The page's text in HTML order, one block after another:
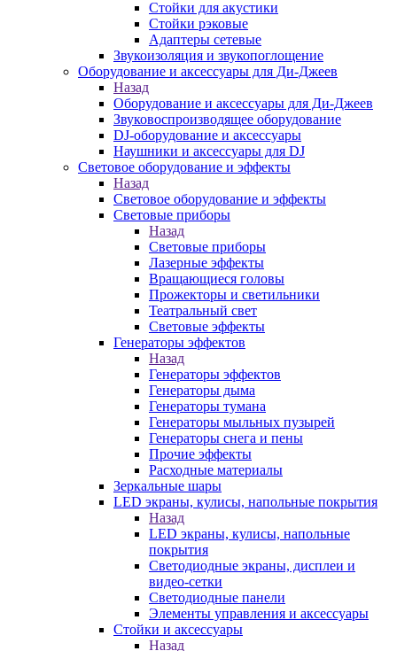
Стойки для акустики
Стойки рэковые
Адаптеры сетевые
Звукоизоляция и звукопоглощение
Оборудование и аксессуары для Ди-Джеев
Назад
Оборудование и аксессуары для Ди-Джеев
Звуковоспроизводящее оборудование
DJ-оборудование и аксессуары
Наушники и аксессуары для DJ
Световое оборудование и эффекты
Назад
Световое оборудование и эффекты
Световые приборы
Назад
Световые приборы
Лазерные эффекты
Вращающиеся головы
Прожекторы и светильники
Театральный свет
Световые эффекты
Генераторы эффектов
Назад
Генераторы эффектов
Генераторы дыма
Генераторы тумана
Генераторы мыльных пузырей
Генераторы снега и пены
Прочие эффекты
Расходные материалы
Зеркальные шары
LED экраны, кулисы, напольные покрытия
Назад
LED экраны, кулисы, напольные
покрытия
Светодиодные экраны, дисплеи и
видео-сетки
Светодиодные панели
Элементы управления и аксессуары
Стойки и аксессуары
Назад